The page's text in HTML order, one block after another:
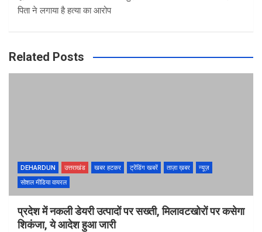
पिता ने लगाया है हत्या का आरोप
Related Posts
DEHARDUN उत्तराखंड खबर हटकर ट्रेंडिंग खबरें ताज़ा ख़बर
न्यूज़
सोशल मीडिया वायरल
प्रदेश में नकली डेयरी उत्पादों पर सख्ती, मिलावटखोरों पर कसेगा
शिकंजा, ये आदेश हुआ जारी